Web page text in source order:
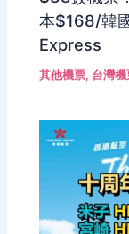
本$168/韓
Express
其他機票, 台灣機